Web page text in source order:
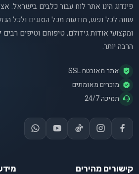
פינדוג הינו אתר לוח עבור כלבים בישראל.
שווה לכל נפש, מודעות מכל הסוגים ולכל
ומקצועי אודות גידולם, טיפוחם וטיפים
הרבה יותר.
אתר מאובטח SSL
מוכרים מאומתים
תמיכה 24/7
קישורים מהירים